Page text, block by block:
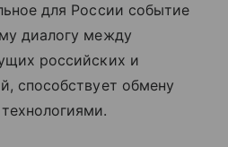
для России событие
диалогу между
российских и
способствует обмену